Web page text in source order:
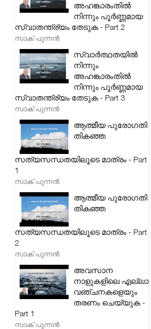
അഹങ്കാരംതിൽ
നിന്നും പൂർണ്ണമായ
സ്വാതന്ത്ര്യം തേടുക - Part 2
സാക് പുന്നൻ
സ്വാർത്ഥതയിൽ
നിന്നും
അഹങ്കാരംതിൽ
നിന്നും പൂർണ്ണമായ
സ്വാതന്ത്ര്യം തേടുക - Part 3
സാക് പുന്നൻ
ആത്മീയ പുരോഗതി
തികഞ്ഞ
സത്യസന്ധതയിലൂടെ മാത്രം - Part
1
സാക് പുന്നൻ
ആത്മീയ പുരോഗതി
തികഞ്ഞ
സത്യസന്ധതയിലൂടെ മാത്രം - Part
2
സാക് പുന്നൻ
അവസാന
നാളുകളിലെ എല്ലാ
വഞ്ചനകളെയും
തരണം ചെയ്യുക -
Part 1
സാക് പുന്നൻ